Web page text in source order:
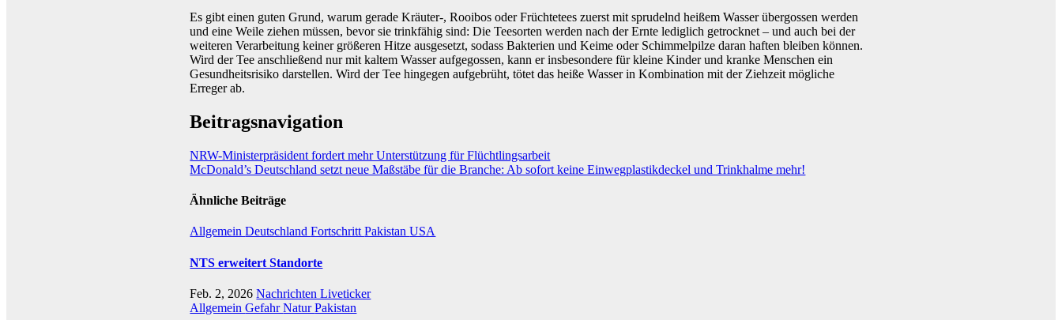
Es gibt einen guten Grund, warum gerade Kräuter-, Rooibos oder Früchtetees zuerst mit sprudelnd heißem Wasser übergossen werden
und eine Weile ziehen müssen, bevor sie trinkfähig sind: Die Teesorten werden nach der Ernte lediglich getrocknet – und auch bei der
weiteren Verarbeitung keiner größeren Hitze ausgesetzt, sodass Bakterien und Keime oder Schimmelpilze daran haften bleiben können.
Wird der Tee anschließend nur mit kaltem Wasser aufgegossen, kann er insbesondere für kleine Kinder und kranke Menschen ein
Gesundheitsrisiko darstellen. Wird der Tee hingegen aufgebrüht, tötet das heiße Wasser in Kombination mit der Ziehzeit mögliche
Erreger ab.
Beitragsnavigation
NRW-Ministerpräsident fordert mehr Unterstützung für Flüchtlingsarbeit
McDonald’s Deutschland setzt neue Maßstäbe für die Branche: Ab sofort keine Einwegplastikdeckel und Trinkhalme mehr!
Ähnliche Beiträge
AllgemeinDeutschlandFortschrittPakistanUSA
NTS erweitert Standorte
Feb. 2, 2026 Nachrichten Liveticker
AllgemeinGefahrNaturPakistan